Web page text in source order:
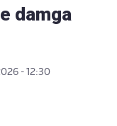
damga
- 12:30